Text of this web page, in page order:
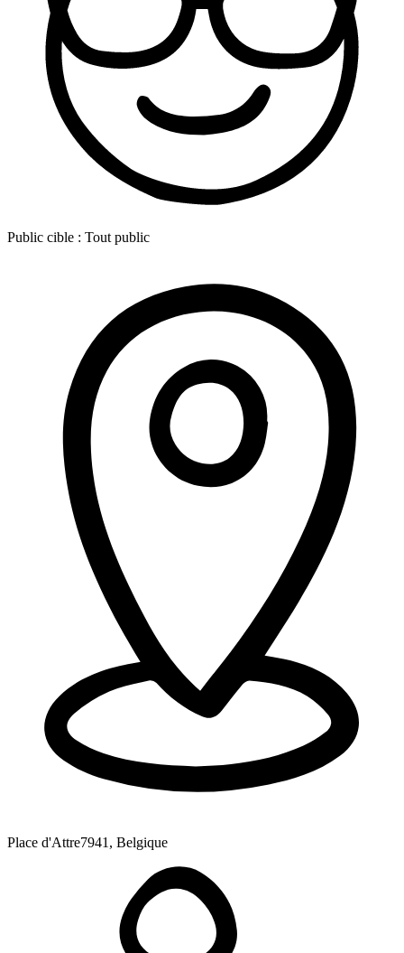
Public cible : Tout public
Place d'Attre7941, Belgique